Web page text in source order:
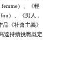
femme）、《輕
）、《男人，
《社會主義》
達持續挑戰既定